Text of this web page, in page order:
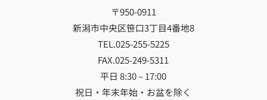
〒950-0911
新潟市中央区笹口3丁目4番地8
TEL.025-255-5225
FAX.025-249-5311
平日 8:30 – 17:00
祝日・年末年始・お盆を除く